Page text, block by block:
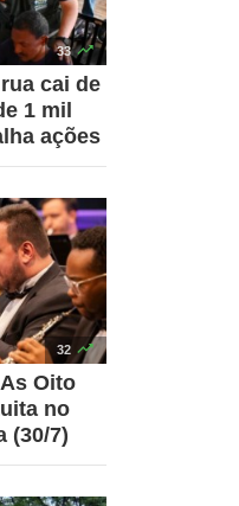
33 
cai de
1 mil
ações
32 
Oito
no
(30/7)